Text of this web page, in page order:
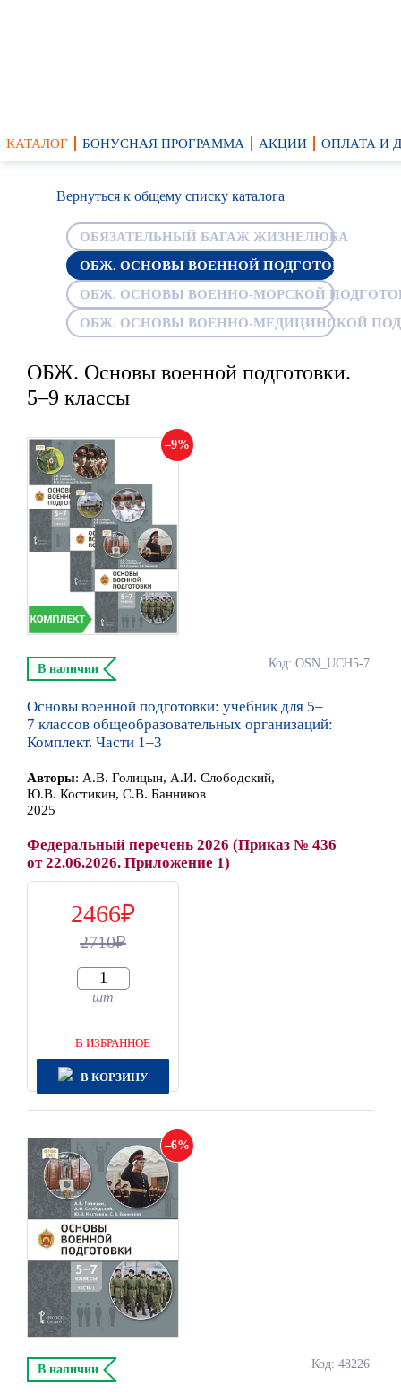
КАТАЛОГ БОНУСНАЯ ПРОГРАММА АКЦИИ ОПЛАТА И
Вернуться к общему списку каталога
ОБЯЗАТЕЛЬНЫЙ БАГАЖ ЖИЗНЕЛЮБА
ОБЖ. ОСНОВЫ ВОЕННОЙ ПОДГОТОВКИ. 5–9
ОБЖ. ОСНОВЫ ВОЕННО-МОРСКОЙ
ОБЖ. ОСНОВЫ ВОЕННО-МЕДИЦИНСКОЙ
ОБЖ. Основы военной подготовки.
5–9 классы
9
Код: OSN_UCH5-7
В наличии
Основы военной подготовки: учебник для 5–
7 классов общеобразовательных организаций:
Комплект. Части 1–3
Авторы: А.В. Голицын, А.И. Слободский,
Ю.В. Костикин, С.В. Банников
2025
Федеральный перечень 2026 (Приказ № 436
от 22.06.2026. Приложение 1)
2466
2710
шт
В ИЗБРАННОЕ
В КОРЗИНУ
6
Код: 48226
В наличии